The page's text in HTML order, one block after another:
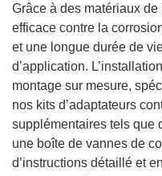
Grâce à des matériaux
efficace contre la
et une longue durée de
d’application.
montage sur mesure,
nos kits d’adaptateurs
supplémentaires tels que
une boîte de vannes de
d’instructions détaillé et